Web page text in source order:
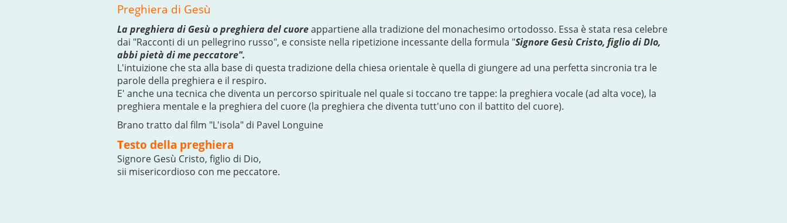
Preghiera di Gesù
La preghiera di Gesù o preghiera del cuoreappartiene alla tradizione del monachesimo ortodosso. Essa è stata resa celebre
dai "Racconti di un pellegrino russo", e consiste nella ripetizione incessante della formula "Signore Gesù Cristo, figlio di DIo,
abbi pietà di me peccatore".
L'intuizione che sta alla base di questa tradizione della chiesa orientale è quella di giungere ad una perfetta sincronia tra le
parole della preghiera e il respiro.
E' anche una tecnica che diventa un percorso spirituale nel quale si toccano tre tappe: la preghiera vocale (ad alta voce), la
preghiera mentale e la preghiera del cuore (la preghiera che diventa tutt'uno con il battito del cuore).
Brano tratto dal film "L'isola" di Pavel Longuine
Testo della preghiera
Signore Gesù Cristo, figlio di Dio,
sii misericordioso con me peccatore.